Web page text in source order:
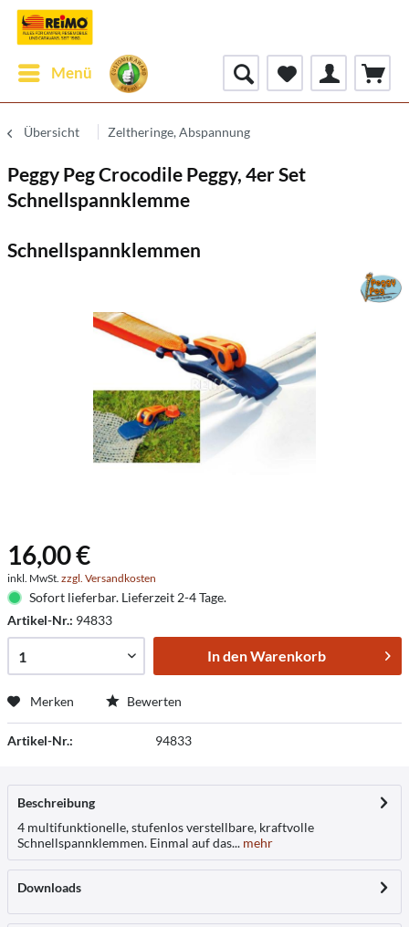
Menü
Übersicht Zeltheringe, Abspannung
Peggy Peg Crocodile Peggy, 4er Set
Schnellspannklemme
Schnellspannklemmen
16,00 €
inkl. MwSt. zzgl. Versandkosten
Sofort lieferbar. Lieferzeit 2-4 Tage.
Artikel-Nr.: 94833
In denWarenkorb
Merken Bewerten
Artikel-Nr.: 94833
Beschreibung
4 multifunktionelle, stufenlos verstellbare, kraftvolle
Schnellspannklemmen. Einmal auf das... mehr
Downloads